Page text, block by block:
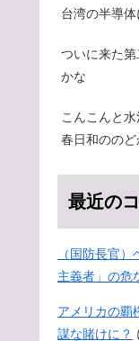
台湾の半導
ついに来た
かな
こんこんと
春日和のの
最近の
（国防長官
主義者」の危
アメリカの覇
謀な賭けに？